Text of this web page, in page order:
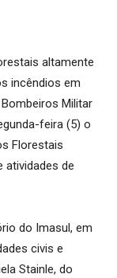
altamente
incêndios em
Militar
feira (5) o
Florestais
atividades de
do Imasul, em
civis e
Stainle, do